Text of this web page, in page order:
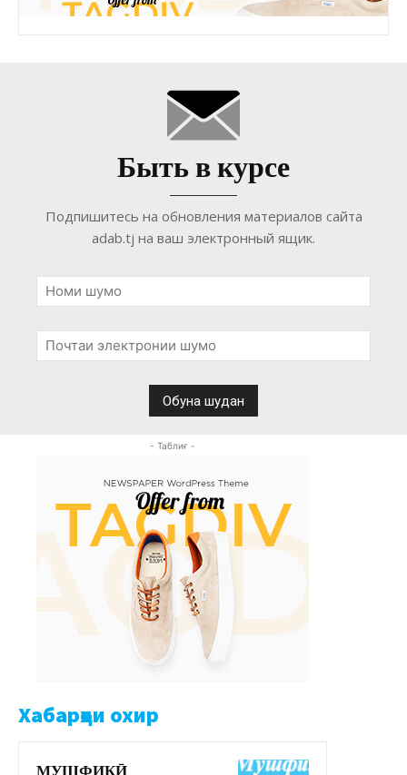
Быть в курсе
Подпишитесь на обновления материалов сайта
adab.tj на ваш электронный ящик.
- Таблиғ -
Хабарҳои охир